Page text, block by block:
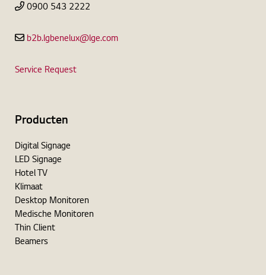
0900 543 2222
b2b.lgbenelux@lge.com
Service Request
Producten
Digital Signage
LED Signage
Hotel TV
Klimaat
Desktop Monitoren
Medische Monitoren
Thin Client
Beamers